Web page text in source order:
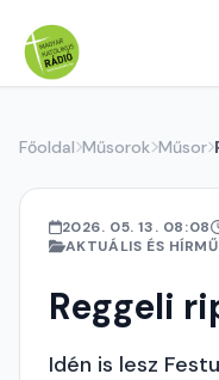
Főoldal Műsorok Műsor
2026. 05. 13. 08:08
AKTUÁLIS ÉS
Reggeli
Idén is lesz